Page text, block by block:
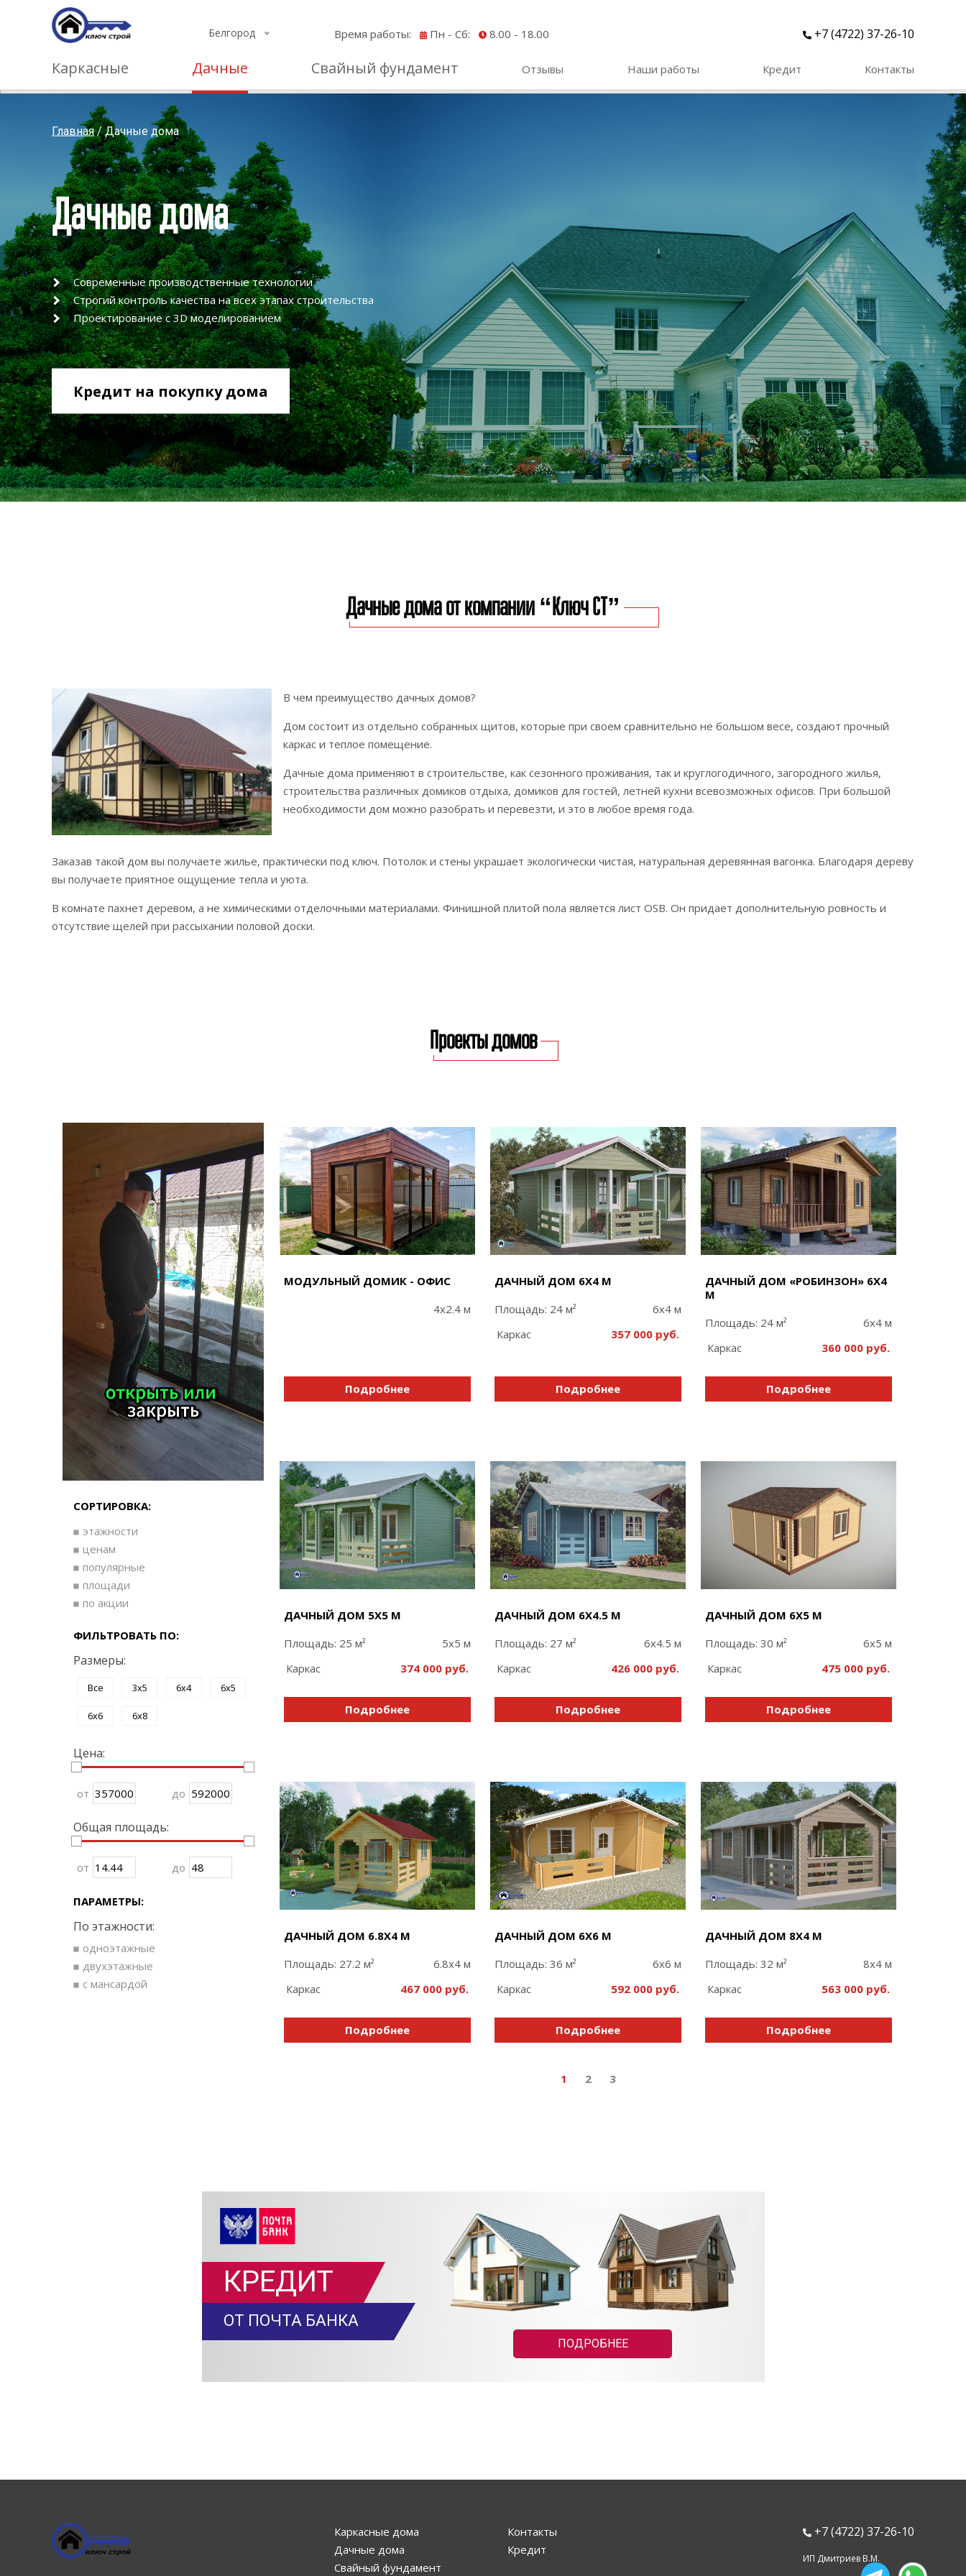
Белгород Время работы: Пн - Сб: 8.00 - 18.00 +7 (4722) 37-26-10
Каркасные Дачные Свайный фундамент Отзывы Наши работы Кредит Контакты
Главная/Дачные дома
Дачные дома
Современные производственные технологии
Строгий контроль качества на всех этапах строительства
Проектирование с 3D моделированием
Кредит на покупку дома
Дачные дома от компании “Ключ СТ”
В чем преимущество дачных домов?
Дом состоит из отдельно собранных щитов, которые при своем сравнительно не большом весе, создают прочный
каркас и теплое помещение.
Дачные дома применяют в строительстве, как сезонного проживания, так и круглогодичного, загородного жилья,
строительства различных домиков отдыха, домиков для гостей, летней кухни всевозможных офисов. При большой
необходимости дом можно разобрать и перевезти, и это в любое время года.
Заказав такой дом вы получаете жилье, практически под ключ. Потолок и стены украшает экологически чистая, натуральная деревянная вагонка. Благодаря дереву
вы получаете приятное ощущение тепла и уюта.
В комнате пахнет деревом, а не химическими отделочными материалами. Финишной плитой пола является лист OSB. Он придает дополнительную ровность и
отсутствие щелей при рассыхании половой доски.
Проекты домов
СОРТИРОВКА:
этажности
ценам
популярные
площади
по акции
ФИЛЬТРОВАТЬ ПО:
Размеры:
Все 3x5 6x4 6x5
6x6 6x8
Цена:
от до
Общая площадь:
от до
ПАРАМЕТРЫ:
По этажности:
одноэтажные
двухэтажные
с мансардой
МОДУЛЬНЫЙ ДОМИК - ОФИС
4х2.4 м
Подробнее
ДАЧНЫЙ ДОМ 6Х4 М
Площадь: 24 м²
6x4 м
Каркас
357 000
Подробнее
ДАЧНЫЙ ДОМ «РОБИНЗОН» 6Х4
М
Площадь: 24 м²
6x4 м
Каркас
360 000
Подробнее
ДАЧНЫЙ ДОМ 5Х5 М
Площадь: 25 м²
5x5 м
Каркас
374 000
Подробнее
ДАЧНЫЙ ДОМ 6Х4.5 М
Площадь: 27 м²
6x4.5 м
Каркас
426 000
Подробнее
ДАЧНЫЙ ДОМ 6Х5 М
Площадь: 30 м²
6x5 м
Каркас
475 000
Подробнее
ДАЧНЫЙ ДОМ 6.8Х4 М
Площадь: 27.2 м²
6.8x4 м
Каркас
467 000
Подробнее
ДАЧНЫЙ ДОМ 6Х6 М
Площадь: 36 м²
6x6 м
Каркас
592 000
Подробнее
ДАЧНЫЙ ДОМ 8Х4 М
Площадь: 32 м²
8x4 м
Каркас
563 000
Подробнее
1 2 3
КРЕДИТ
ОТ ПОЧТА БАНКА
ПОДРОБНЕЕ
Каркасные дома
Дачные дома
Свайный фундамент
Контакты
Кредит
+7 (4722) 37-26-10
ИП Дмитриев В.М.